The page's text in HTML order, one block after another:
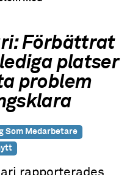
Förbättrat
platser
problem
Som Medarbetare